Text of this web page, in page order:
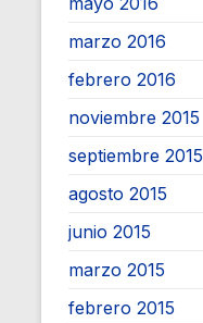
marzo 2016
febrero 2016
noviembre 2015
septiembre 2015
agosto 2015
junio 2015
marzo 2015
febrero 2015